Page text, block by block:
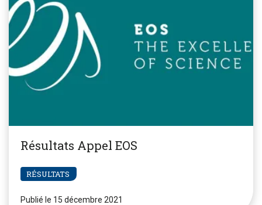
Résultats Appel EOS
RÉSULTATS
Publié le 15 décembre 2021